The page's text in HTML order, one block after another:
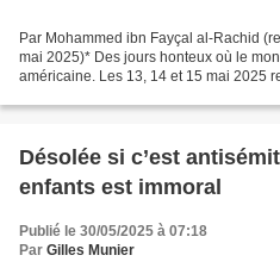
Par Mohammed ibn Fayçal al-Rachid
mai 2025)* Des jours honteux où le
américaine. Les 13, 14 et 15 mai 2025
Désolée si c’est
enfants est immoral
Publié le 30/05/2025 à 07:18
Par Gilles Munier